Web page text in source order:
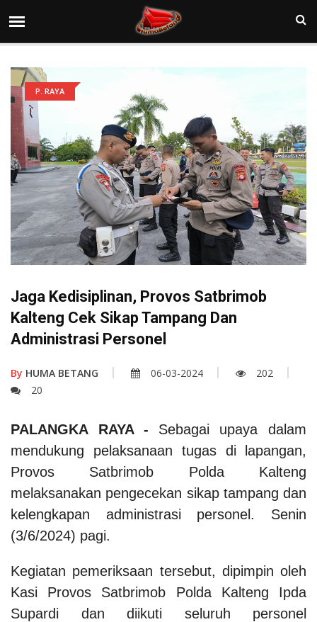
P. RAYA
Jaga Kedisiplinan, Provos Satbrimob
Kalteng Cek Sikap Tampang Dan
Administrasi Personel
By HUMA BETANG 06-03-2024
202
20
PALANGKA RAYA-
Sebagai upaya dalam
mendukung pelaksanaan tugas di
lapangan,
Provos Satbrimob Polda Kalteng
melaksanakan pengecekan sikap tampang dan
kelengkapan administrasi personel. Senin
(3/6/2024) pagi.
Kegiatan pemeriksaan tersebut, dipimpin oleh
Kasi Provos Satbrimob Polda Kalteng Ipda
Supardi dan diikuti seluruh personel